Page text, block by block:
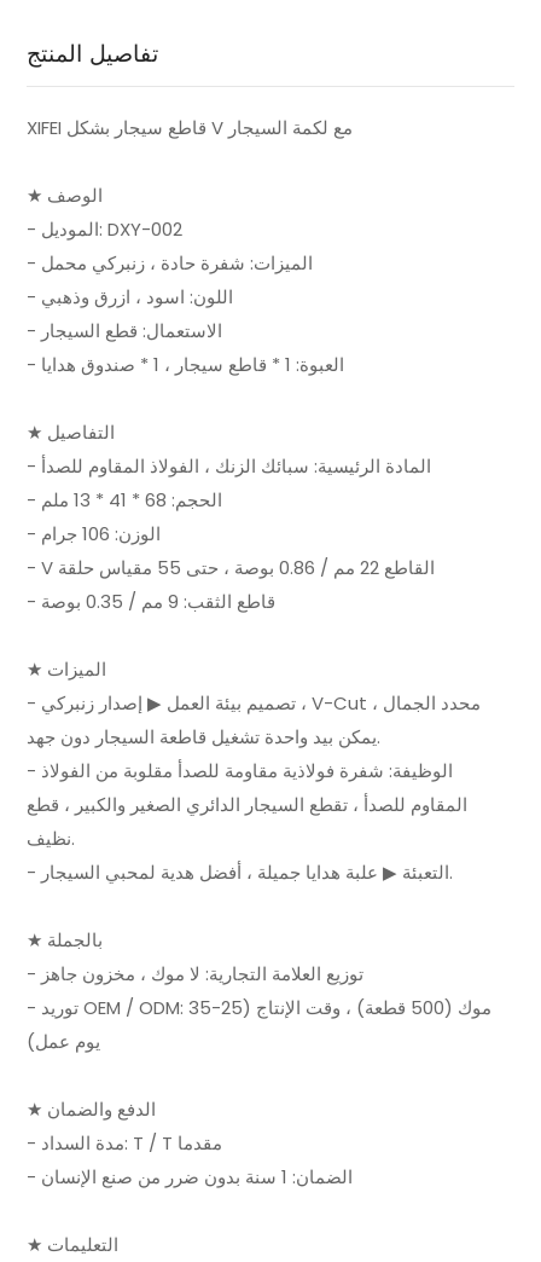
تفاصيل المنتج
XIFEI قاطع سيجار بشكل V مع لكمة السيجار
★ الوصف
- الموديل: DXY-002
- الميزات: شفرة حادة ، زنبركي محمل
- اللون: اسود ، ازرق وذهبي
- الاستعمال: قطع السيجار
- العبوة: 1 * قاطع سيجار ، 1 * صندوق هدايا
★ التفاصيل
- المادة الرئيسية: سبائك الزنك ، الفولاذ المقاوم للصدأ
- الحجم: 68 * 41 * 13 ملم
- الوزن: 106 جرام
- V القاطع 22 مم / 0.86 بوصة ، حتى 55 مقياس حلقة
- قاطع الثقب: 9 مم / 0.35 بوصة
★ الميزات
- تصميم بيئة العمل ▶ إصدار زنبركي ، V-Cut محدد الجمال ،
يمكن بيد واحدة تشغيل قاطعة السيجار دون جهد.
- الوظيفة: شفرة فولاذية مقاومة للصدأ مقلوبة من الفولاذ
المقاوم للصدأ ، تقطع السيجار الدائري الصغير والكبير ، قطع
نظيف.
- التعبئة ▶ علبة هدايا جميلة ، أفضل هدية لمحبي السيجار.
★ بالجملة
- توزيع العلامة التجارية: لا موك ، مخزون جاهز
- توريد OEM / ODM: موك (500 قطعة) ، وقت الإنتاج (25-35
يوم عمل)
★ الدفع والضمان
- مدة السداد: T / T مقدما
- الضمان: 1 سنة بدون ضرر من صنع الإنسان
★ التعليمات